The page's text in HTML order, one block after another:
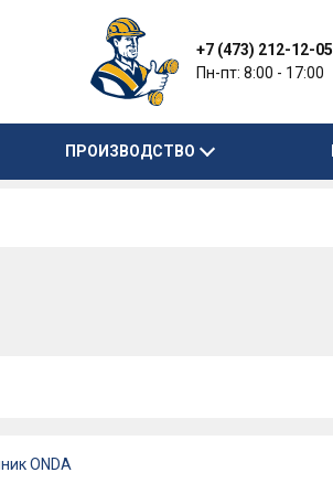
+7 (473) 212-12-05
Пн-пт: 8:00 - 17:00
ПРОИЗВОДСТВО
ONDA